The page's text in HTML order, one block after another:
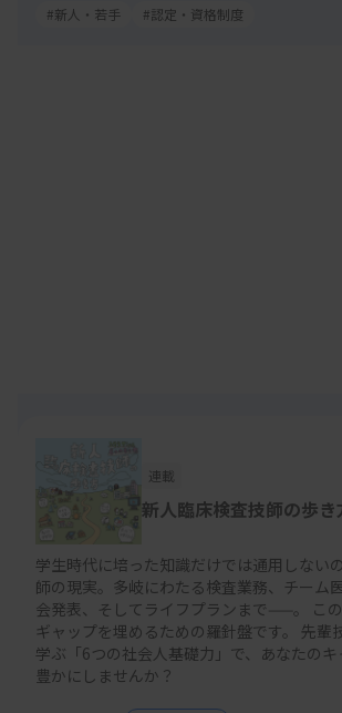
分野の知識や技能を客観的に示す手
#新人・若手 #認定・資格制度
連載
新人臨床検査技師の歩き
学生時代に培った知識だけでは通用しない
師の現実。多岐にわたる検査業務、チーム
会発表、そしてライフプランまで——。 こ
ギャップを埋めるための羅針盤です。 先輩
学ぶ「6つの社会人基礎力」で、あなたの
豊かにしませんか？